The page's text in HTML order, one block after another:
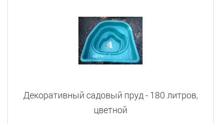
Декоративный садовый пруд - 180 литров,
цветной